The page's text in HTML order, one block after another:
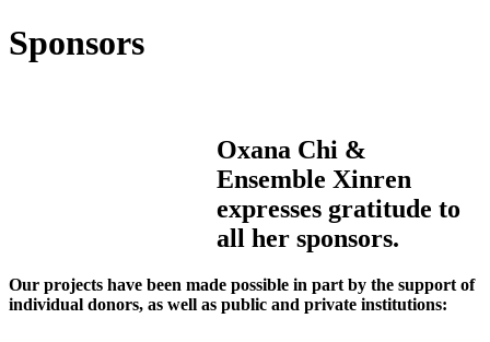
Sponsors
Oxana Chi &
Ensemble Xinren
expresses gratitude to
all her sponsors.
Our projects have been made possible in part by the support of
individual donors, as well as public and private institutions: